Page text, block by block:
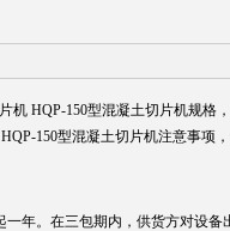
机 HQP-150型混凝土切片机规格
150型混凝土切片机注意事项
年。在三包期内，供货方对设备